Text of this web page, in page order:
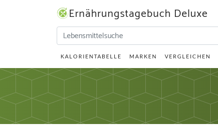
Ernährungstagebuch Deluxe
KALORIENTABELLE MARKEN VERGLEICHEN